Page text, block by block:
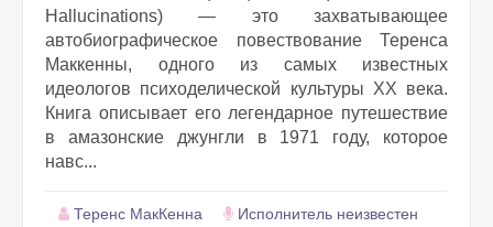
Hallucinations) — это захватывающее
автобиографическое повествование Теренса
Маккенны, одного из самых известных
идеологов психоделической культуры XX века.
Книга описывает его легендарное путешествие
в амазонские джунгли в 1971 году, которое
навс...
Теренс МакКенна
Исполнитель неизвестен